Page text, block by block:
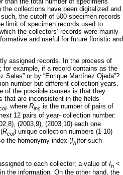
collections have been digitalized and
the cutoff of 500 specimen records
limit of specimen records used to
the collectors’ records were mainly
and useful for future floristic and
assigned records. In the process of
for example, if a record contains as the
or by “Enrique Martínez Ojeda”?
number but different collection years.
of the possible causes is that they
that are inconsistent in the fields
, where Rinc is the number of pairs of
12 pairs of year- collection number:
(2003,9), (2003,10) each one
Rcol) unique collection numbers (1-10)
the homonymy index (Ih)for such
to each collector; a value of Ih <
the information. On the other hand, the